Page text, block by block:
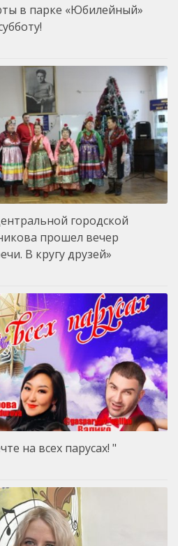
в парке «Юбилейный»
городской
прошел вечер
В кругу друзей»
на всех парусах! "